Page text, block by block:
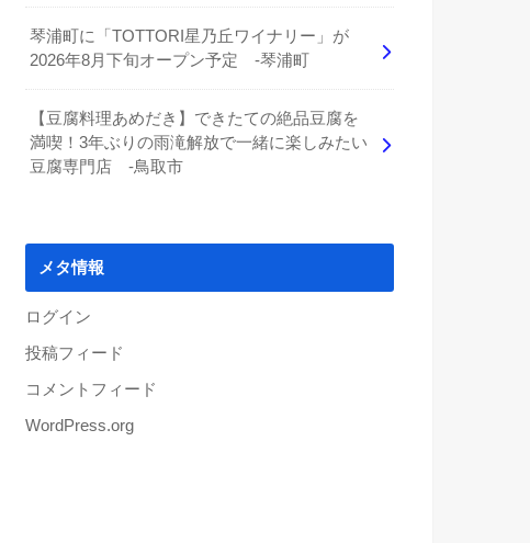
琴浦町に「TOTTORI星乃丘ワイナリー」が
2026年8月下旬オープン予定 -琴浦町
【豆腐料理あめだき】できたての絶品豆腐を
満喫！3年ぶりの雨滝解放で一緒に楽しみたい
豆腐専門店 -鳥取市
メタ情報
ログイン
投稿フィード
コメントフィード
WordPress.org